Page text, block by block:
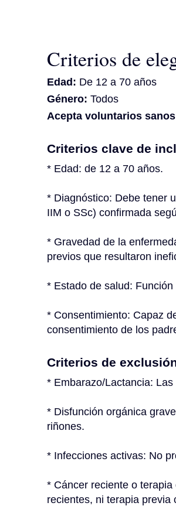
Criterios de
Edad: De 12 a 70 años
Género: Todos
Acepta voluntarios
Criterios clave de
* Edad: de 12 a 70 años.
* Diagnóstico: Debe tener
IIM o SSc) confirmada
* Gravedad de la
previos que resultaron
* Estado de salud:
* Consentimiento: Capaz
consentimiento de los
Criterios de
* Embarazo/Lactancia:
* Disfunción orgánica
riñones.
* Infecciones activas: No
* Cáncer reciente o
recientes, ni terapia previa